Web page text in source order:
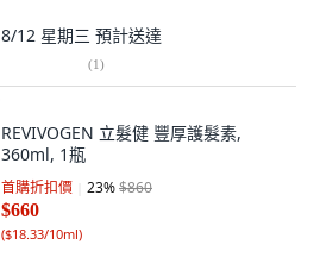
8/12 星期三 預計送達
(1)
REVIVOGEN 立髮健 豐厚護髮素,
360ml, 1瓶
首購折扣價 23%$860
$660
($18.33/10ml)